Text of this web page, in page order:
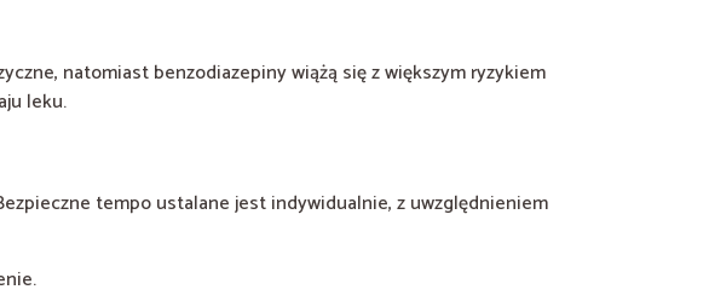
natomiast benzodiazepiny wiążą się z większym ryzykiem
leku.
tempo ustalane jest indywidualnie, z uwzględnieniem